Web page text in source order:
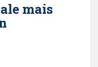
mais